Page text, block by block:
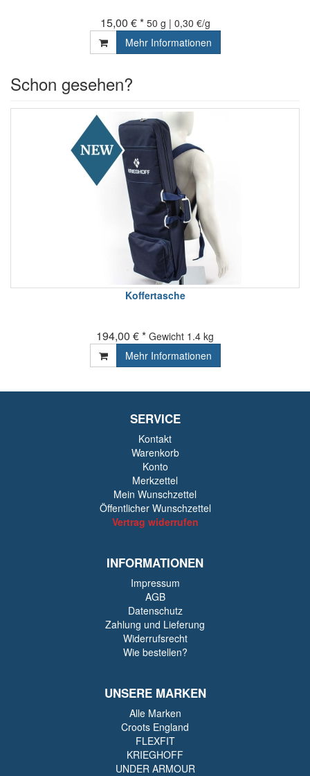
15,00 € * 50 g | 0,30 €/g
Mehr Informationen
Schon gesehen?
Koffertasche
194,00 € * Gewicht 1.4 kg
Mehr Informationen
SERVICE
Kontakt
Warenkorb
Konto
Merkzettel
Mein Wunschzettel
Öffentlicher Wunschzettel
Vertrag widerrufen
INFORMATIONEN
Impressum
AGB
Datenschutz
Zahlung und Lieferung
Widerrufsrecht
Wie bestellen?
UNSERE MARKEN
Alle Marken
Croots England
FLEXFIT
KRIEGHOFF
UNDER ARMOUR